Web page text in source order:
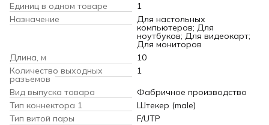
Единиц в одном товаре
1
Назначение
Для настольных
компьютеров; Для
ноутбуков; Для видеокарт;
Для мониторов
Длина, м
10
Количество выходных
разъемов
1
Вид выпуска товара
Фабричное производство
Тип коннектора 1
Штекер (male)
Тип витой пары
F/UTP